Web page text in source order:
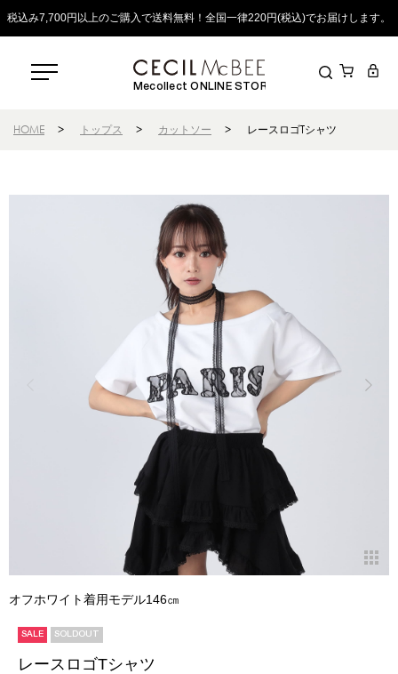
税込み7,700円以上のご購入で送料無料！全国一律220円(税込)でお届けします。
Mecollect ONLINE STORE
HOME > トップス > カットソー > レースロゴTシャツ
オフホワイト着用モデル146㎝
SALE SOLDOUT
レースロゴTシャツ